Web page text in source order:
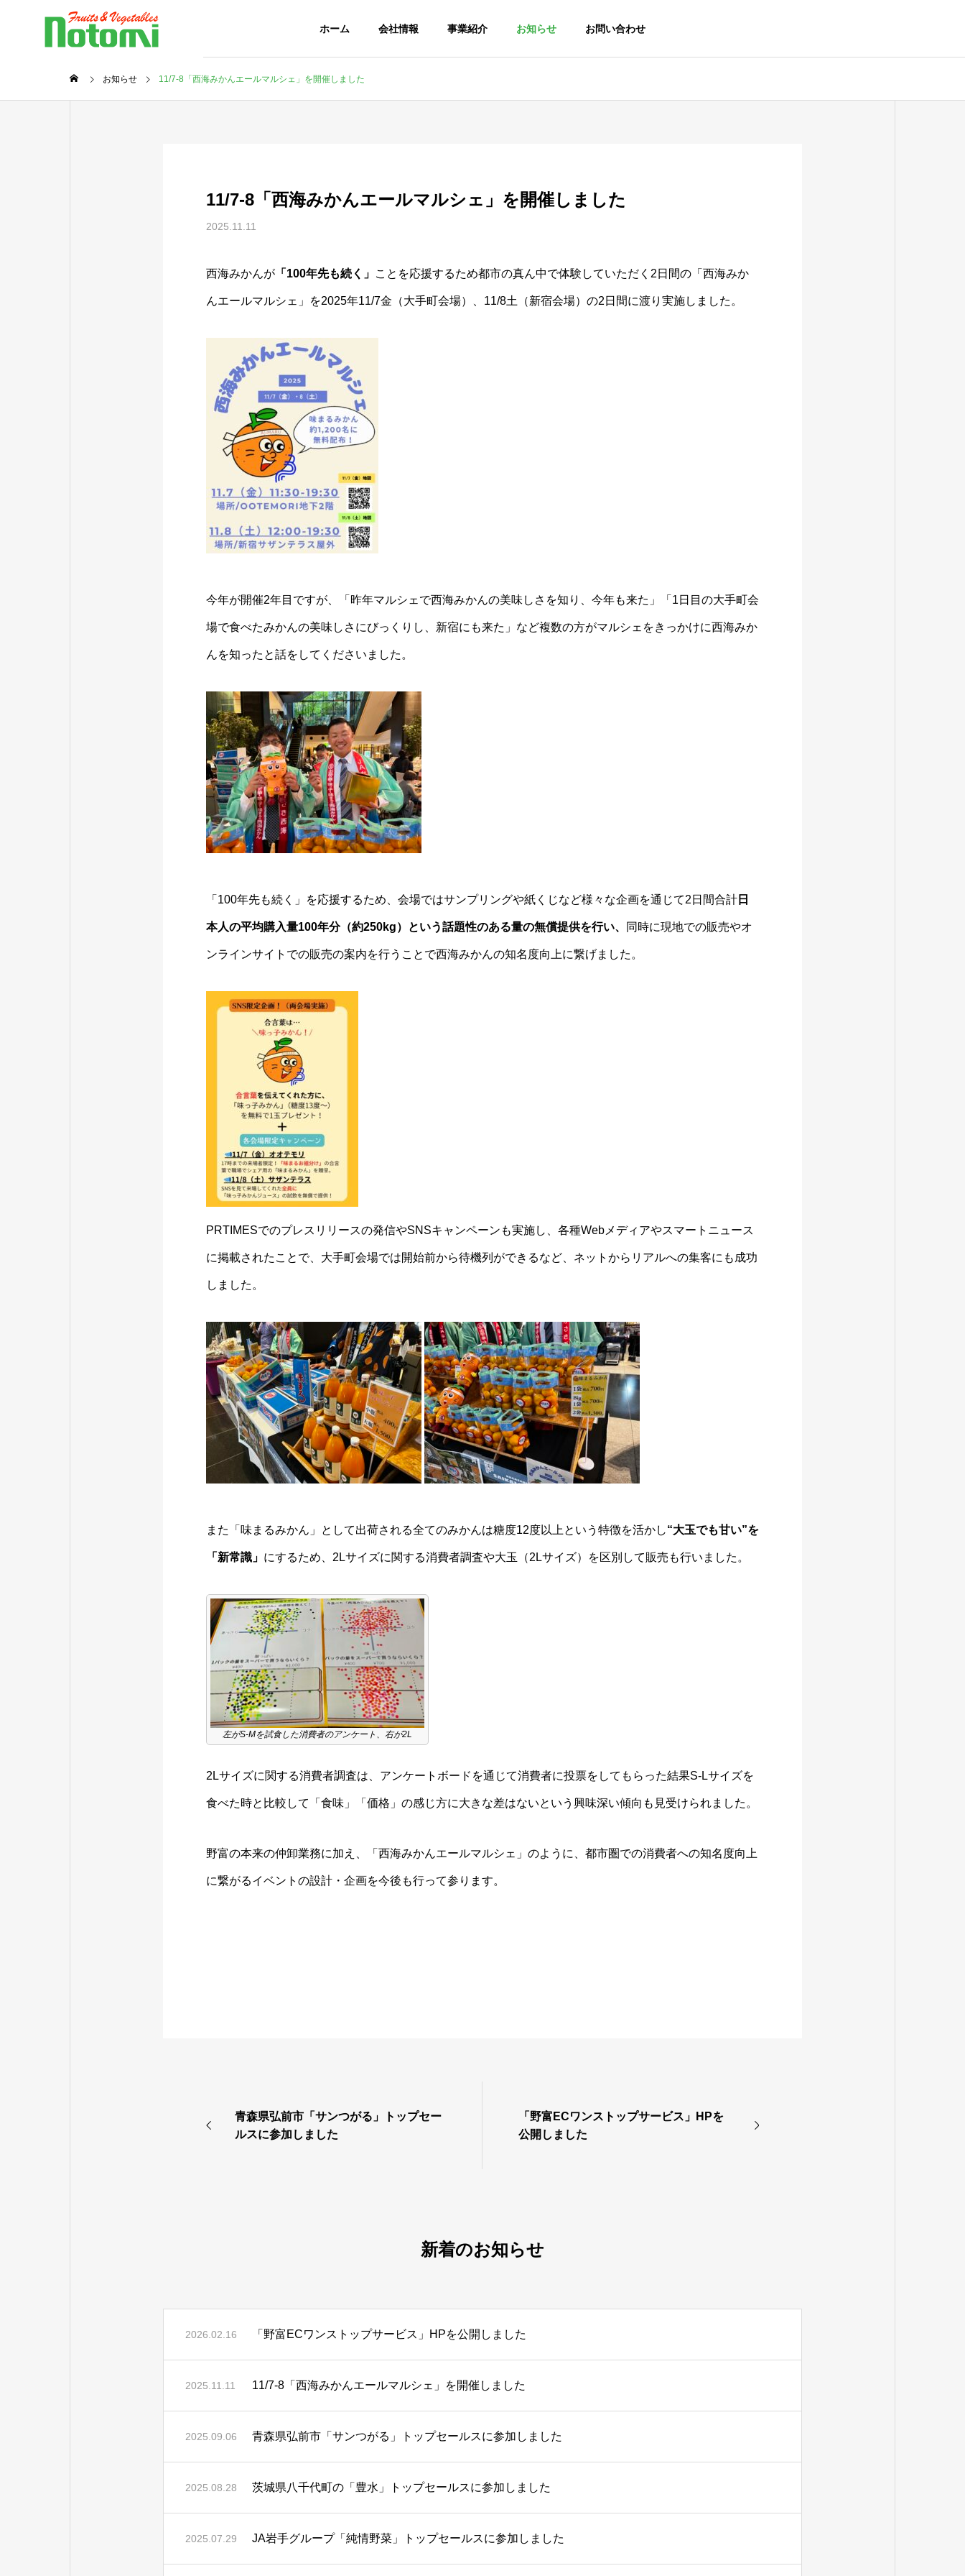
ホーム 会社情報 事業紹介 お知らせ お問い合わせ
お知らせ 11/7-8「西海みかんエールマルシェ」を開催しました
11/7-8「西海みかんエールマルシェ」を開催しました
2025.11.11
西海みかんが 「100年先も続く」 ことを応援するため都市の真ん中で体験していただく2日間の「西海みか
んエールマルシェ」を2025年11/7金（大手町会場）、11/8土（新宿会場）の2日間に渡り実施しました。
今年が開催2年目ですが、「昨年マルシェで西海みかんの美味しさを知り、今年も来た」「1日目の大手町会
場で食べたみかんの美味しさにびっくりし、新宿にも来た」など複数の方がマルシェをきっかけに西海みか
んを知ったと話をしてくださいました。
「100年先も続く」を応援するため、会場ではサンプリングや紙くじなど様々な企画を通じて2日間合計 日
本人の平均購入量100年分（約250kg）という話題性のある量の無償提供を行い、 同時に現地での販売やオ
ンラインサイトでの販売の案内を行うことで西海みかんの知名度向上に繋げました。
PRTIMESでのプレスリリースの発信やSNSキャンペーンも実施し、各種Webメディアやスマートニュース
に掲載されたことで、大手町会場では開始前から待機列ができるなど、ネットからリアルへの集客にも成功
しました。
また「味まるみかん」として出荷される全てのみかんは糖度12度以上という特徴を活かし“大玉でも甘い”を
「新常識」 にするため、2Lサイズに関する消費者調査や大玉（2Lサイズ）を区別して販売も行いました。
左がS-Mを試食した消費者のアンケート、右が2L
2Lサイズに関する消費者調査は、アンケートボードを通じて消費者に投票をしてもらった結果S-Lサイズを
食べた時と比較して「食味」「価格」の感じ方に大きな差はないという興味深い傾向も見受けられました。
野富の本来の仲卸業務に加え、「西海みかんエールマルシェ」のように、都市圏での消費者への知名度向上
に繋がるイベントの設計・企画を今後も行って参ります。
青森県弘前市「サンつがる」トップセー
ルスに参加しました
「野富ECワンストップサービス」HPを
公開しました
新着のお知らせ
2026.02.16 「野富ECワンストップサービス」HPを公開しました
2025.11.11 11/7-8「西海みかんエールマルシェ」を開催しました
2025.09.06 青森県弘前市「サンつがる」トップセールスに参加しました
2025.08.28 茨城県八千代町の「豊水」トップセールスに参加しました
2025.07.29 JA岩手グループ「純情野菜」トップセールスに参加しました